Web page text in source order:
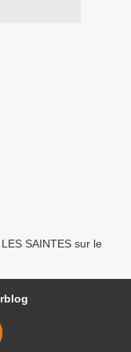
SAINTES sur le